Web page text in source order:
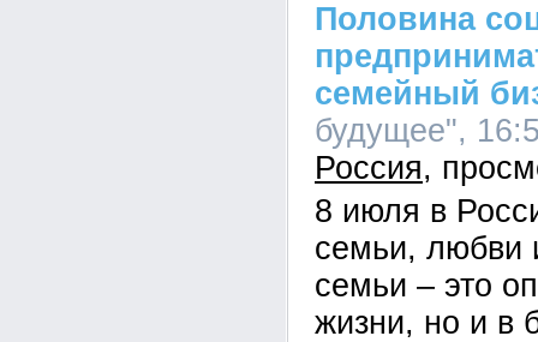
Половина
семейный
будущее",
Россия
8 июля в
семьи, любви
семьи – это
жизни, но и в